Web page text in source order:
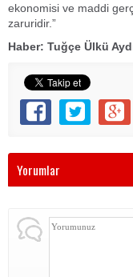
ekonomisi ve maddi
zaruridir.”
Haber: Tuğçe Ülkü
Yorumlar